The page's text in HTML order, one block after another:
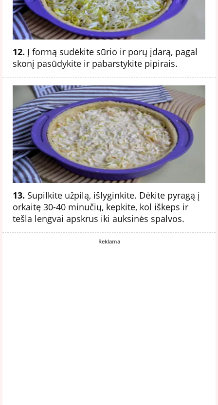
12. Į formą sudėkite sūrio ir porų įdarą, pagal
skonį pasūdykite ir pabarstykite pipirais.
13. Supilkite užpilą, išlyginkite. Dėkite pyragą į
orkaitę 30-40 minučių, kepkite, kol iškeps ir
tešla lengvai apskrus iki auksinės spalvos.
Reklama